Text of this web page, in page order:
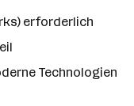
erforderlich
Technologien